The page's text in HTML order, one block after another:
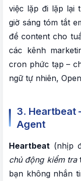
việc lặp đi lặp lại
giờ sáng tóm tắt
đề content cho
các kênh
cron phức tạp –
ngữ tự nhiên,
3. Heartbeat
Agent
Heartbeat (nhịp
chủ động kiểm tra
bạn không nhắn